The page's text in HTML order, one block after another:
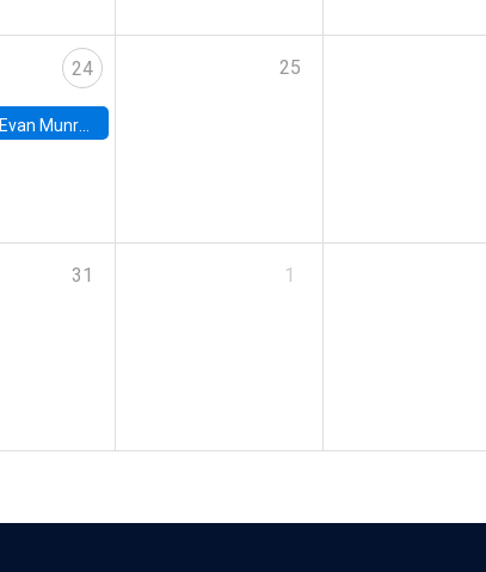
24
Evan Munro, Neyman Visiting Assistant Professor in the Department of Statistics at UC Berkeley
25
31 1